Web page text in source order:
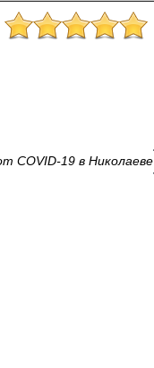
COVID-19 в Николаеве